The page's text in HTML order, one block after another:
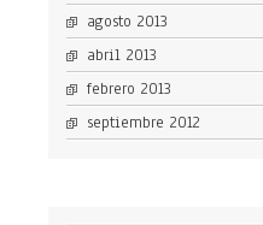
agosto 2013
abril 2013
febrero 2013
septiembre 2012